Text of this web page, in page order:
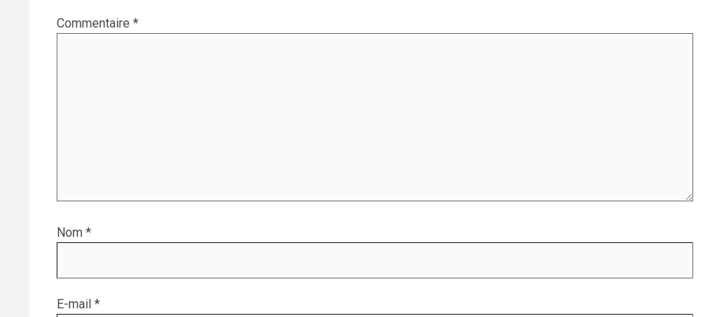
Commentaire *
Nom *
E-mail *